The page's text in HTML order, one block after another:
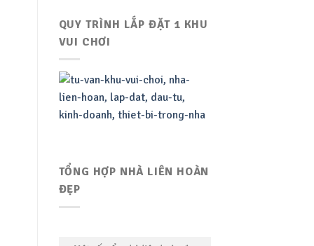
QUY TRÌNH LẮP ĐẶT 1 KHU
VUI CHƠI
TỔNG HỢP NHÀ LIÊN HOÀN
ĐẸP